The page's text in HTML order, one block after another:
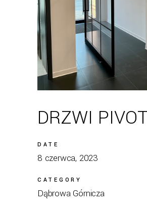
DRZWI
DATE
8 czerwca, 2023
CATEGORY
Dąbrowa Górnicza